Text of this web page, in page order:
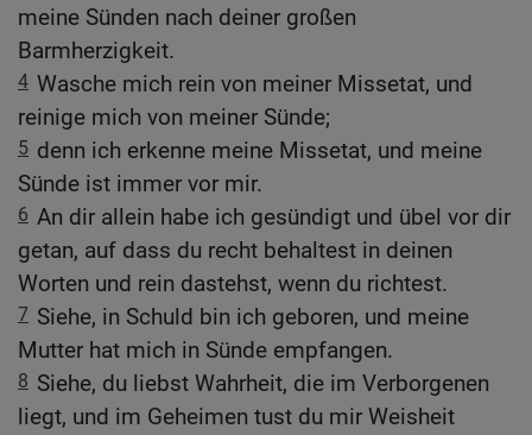
meine Sünden nach deiner großen
Barmherzigkeit.
4 Wasche mich rein von meiner Missetat, und
reinige mich von meiner Sünde;
5 denn ich erkenne meine Missetat, und meine
Sünde ist immer vor mir.
6 An dir allein habe ich gesündigt und übel vor dir
getan, auf dass du recht behaltest in deinen
Worten und rein dastehst, wenn du richtest.
7 Siehe, in Schuld bin ich geboren, und meine
Mutter hat mich in Sünde empfangen.
8 Siehe, du liebst Wahrheit, die im Verborgenen
liegt, und im Geheimen tust du mir Weisheit